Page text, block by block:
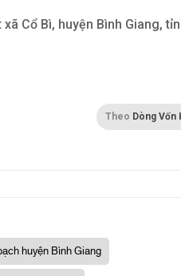
Cổ Bì, huyện Bình Giang,
Theo Dòng Vốn
huyện Bình Giang